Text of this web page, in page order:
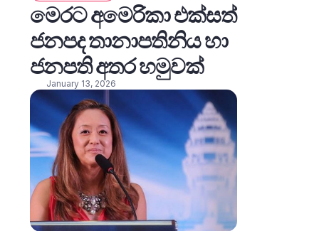
මෙරට අමෙරිකා එක්සත්
ජනපද තානාපතිනිය හා
ජනපති අතර හමුවක්
January 13, 2026